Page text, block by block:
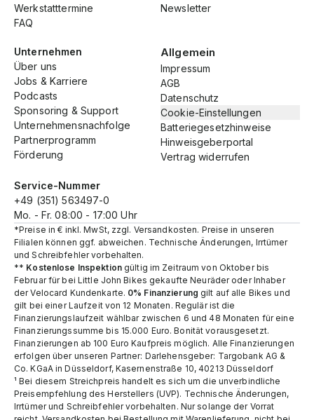
Service-Nummer
+49 (351) 563497-0
Mo. - Fr. 08:00 - 17:00 Uhr
Werkstatttermine
FAQ
Newsletter
Unternehmen
Über uns
Jobs & Karriere
Podcasts
Sponsoring & Support
Unternehmensnachfolge
Partnerprogramm
Förderung
Allgemein
Impressum
AGB
Datenschutz
Cookie-Einstellungen
Batteriegesetzhinweise
Hinweisgeberportal
Vertrag widerrufen
*Preise in € inkl. MwSt, zzgl. Versandkosten. Preise in unseren
Filialen können ggf. abweichen. Technische Änderungen, Irrtümer
und Schreibfehler vorbehalten.
** Kostenlose Inspektiongültig im Zeitraum von Oktober bis
Februar für bei Little John Bikes gekaufte Neuräder oder Inhaber
der Velocard Kundenkarte. 0% Finanzierung gilt auf alle Bikes und
gilt bei einer Laufzeit von 12 Monaten. Regulär ist die
Finanzierungslaufzeit wählbar zwischen 6 und 48 Monaten für eine
Finanzierungssumme bis 15.000 Euro. Bonität vorausgesetzt.
Finanzierungen ab 100 Euro Kaufpreis möglich. Alle Finanzierungen
erfolgen über unseren Partner: Darlehensgeber: Targobank AG &
Co. KGaA in Düsseldorf, Kasernenstraße 10, 40213 Düsseldorf
¹ Bei diesem Streichpreis handelt es sich um die unverbindliche
Preisempfehlung des Herstellers (UVP). Technische Änderungen,
Irrtümer und Schreibfehler vorbehalten. Nur solange der Vorrat